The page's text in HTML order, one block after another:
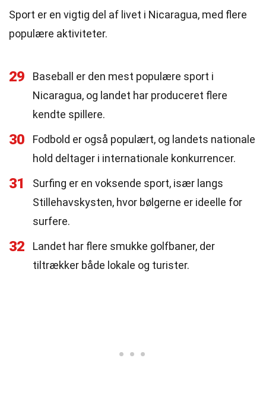
Sport er en vigtig del af livet i Nicaragua, med flere
populære aktiviteter.
29
Baseball er den mest populære sport i
Nicaragua, og landet har produceret flere
kendte spillere.
30
Fodbold er også populært, og landets nationale
hold deltager i internationale konkurrencer.
31
Surfing er en voksende sport, især langs
Stillehavskysten, hvor bølgerne er ideelle for
surfere.
32
Landet har flere smukke golfbaner, der
tiltrækker både lokale og turister.